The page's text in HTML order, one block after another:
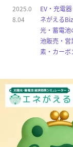
EV・充電
ネがえるBiz
光・蓄電
池販売・営
素・カー
2025.0
8.04